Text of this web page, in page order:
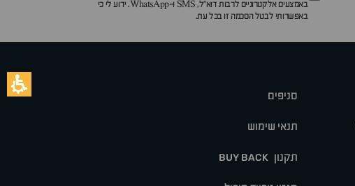
באמצעים אלקטרוניים לרבות דוא״ל, SMS ו-WhatsApp. ידוע לי כי
באפשרותי לבטל הסכמה זו בכל עת.
סניפים
תנאי שימוש
תקנון BUY BACK